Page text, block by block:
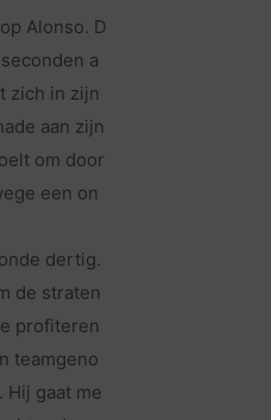
Alonso. D
a
zich in zijn
aan zijn
om door
een on
dertig.
de straten
profiteren
teamgeno
gaat me